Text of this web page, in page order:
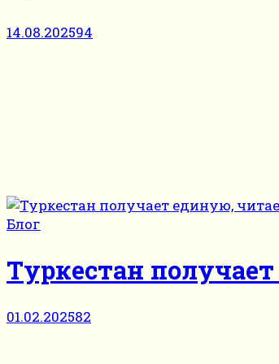
14.08.202594
Блог
Туркестан
01.02.202582